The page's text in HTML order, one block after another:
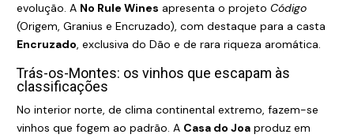
evolução. A No Rule Wines apresenta o projeto Código
(Origem, Granius e Encruzado), com destaque para a casta
Encruzado, exclusiva do Dão e de rara riqueza aromática.
Trás-os-Montes: os vinhos que escapam às
classificações
No interior norte, de clima continental extremo, fazem-se
vinhos que fogem ao padrão. A Casa do Joa produz em